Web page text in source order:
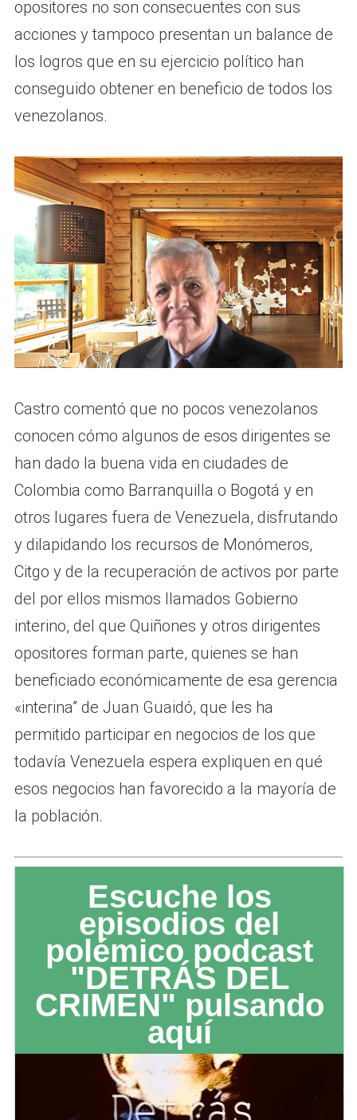
opositores no son consecuentes con sus
acciones y tampoco presentan un balance de
los logros que en su ejercicio político han
conseguido obtener en beneficio de todos los
venezolanos.
Castro comentó que no pocos venezolanos
conocen cómo algunos de esos dirigentes se
han dado la buena vida en ciudades de
Colombia como Barranquilla o Bogotá y en
otros lugares fuera de Venezuela, disfrutando
y dilapidando los recursos de Monómeros,
Citgo y de la recuperación de activos por parte
del por ellos mismos llamados Gobierno
interino, del que Quiñones y otros dirigentes
opositores forman parte, quienes se han
beneficiado económicamente de esa gerencia
«interina” de Juan Guaidó, que les ha
permitido participar en negocios de los que
todavía Venezuela espera expliquen en qué
esos negocios han favorecido a la mayoría de
la población.
Escuche los
episodios del
polémico podcast
"DETRÁS DEL
CRIMEN" pulsando
aquí